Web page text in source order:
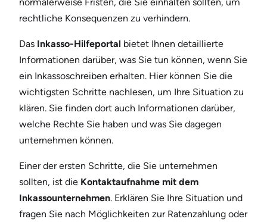
rechtliche Konsequenzen zu verhindern.
Das Inkasso-Hilfeportal bietet Ihnen detaillierte
Informationen darüber, was Sie tun können, wenn Sie
ein Inkassoschreiben erhalten. Hier können Sie die
wichtigsten Schritte nachlesen, um Ihre Situation zu
klären. Sie finden dort auch Informationen darüber,
welche Rechte Sie haben und was Sie dagegen
unternehmen können.
Einer der ersten Schritte, die Sie unternehmen
sollten, ist die Kontaktaufnahme mit dem
Inkassounternehmen. Erklären Sie Ihre Situation und
fragen Sie nach Möglichkeiten zur Ratenzahlung oder